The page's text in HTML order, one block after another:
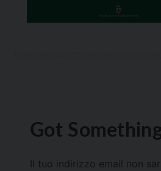
Got
Il tuo indirizzo email non